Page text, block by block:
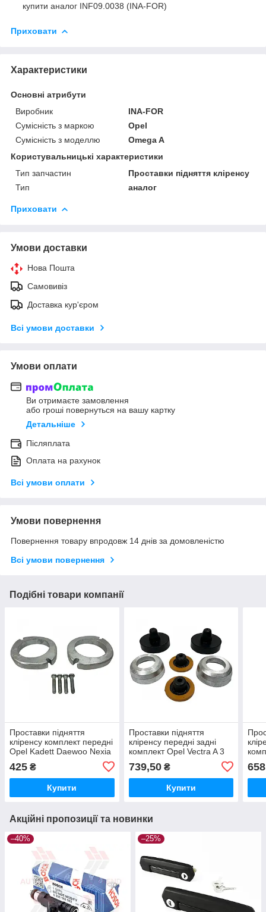
купити аналог INF09.0038 (INA-FOR)
Приховати
Характеристики
Основні атрибути
Виробник
INA-FOR
Сумісність з маркою
Opel
Сумісність з моделлю
Omega A
Користувальницькі характеристики
Тип запчастин
Проставки підняття кліренсу
Тип
аналог
Приховати
Умови доставки
Нова Пошта
Самовивіз
Доставка кур'єром
Всі умови доставки
Умови оплати
Ви отримаєте замовлення
або гроші повернуться на вашу картку
Детальніше
Післяплата
Оплата на рахунок
Всі умови оплати
Умови повернення
Повернення товару впродовж 14 днів за домовленістю
Всі умови повернення
Подібні товари компанії
Проставки підняття
кліренсу комплект передні
Opel Kadett Daewoo Nexia
INF09.0031)
425 ₴
Купити
Проставки підняття
кліренсу передні задні
комплект Opel Vectra A 3
INF09.0033)
739,50₴
Купити
Акційні пропозиції та новинки
–40% –25%